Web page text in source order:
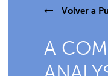
Volver a
A